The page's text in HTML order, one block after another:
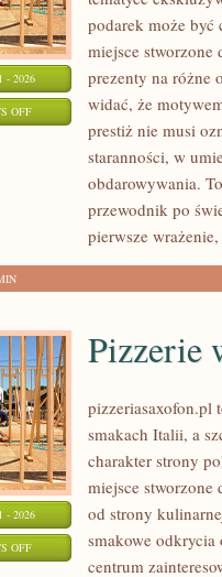
- 2026
OFFON
KSIĄŻKOWE
podarek może
miejsce stworzone
prezenty na różne
widać, że
prestiż nie musi
staranności, w
obdarowywania.
przewodnik po
pierwsze
- 2026
OFFON
Pizzerie
pizzeriasaxofon.pl
smakach Italii, a
charakter strony
miejsce stworzone
od strony
smakowe odkrycia
centrum